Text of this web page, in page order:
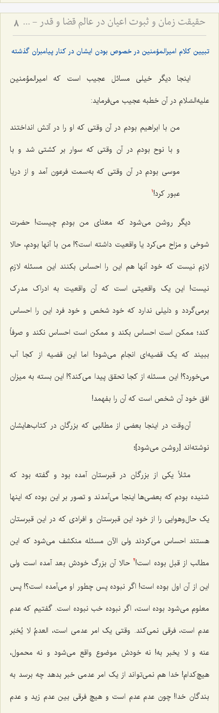
حقیقت زمان و ثبوت اعیان در عالم قضا و قدر - تبیین نسبت میان حرکت دهری و تحقق خارجی موجودات 8
تبیین کلام امیرالمؤمنین در خصوص بودن ایشان در کنار پیامبران گذشته
اینجا دیگر خیلی مسائل عجیب است که امیرالمؤمنین
علیه‌السّلام در آن خطبه عجیب می‌فرماید:
من با ابراهیم بودم در آن ‌وقتی که او را در آتش انداختند
و با نوح بودم در آن ‌وقتی که سوار بر کشتی شد و با
موسی بودم در آن‌ وقتی که به‌سمت فرعون آمد و از دریا
عبور کرد!1
دیگر روشن می‌شود که معنای من بودم چیست! حضرت
شوخی و مزاح می‌کرد یا واقعیت داشته است؟! من با آنها بودم، حالا
لازم نیست که خود آنها هم این را احساس بکنند این مسئله لازم
نیست! این یک واقعیتی است که آن واقعیت به ادراک مدرِک
برمی‌گردد و دلیلی ندارد که خود شخص و خود فرد این را احساس
کند؛ ممکن است احساس بکند و ممکن است احساس نکند و صرفاً
ببیند که یک قضیه‌ای انجام می‌شود! اما این قضیه از کجا آب
می‌خورد؟! این مسئله از کجا تحقق پیدا می‌کند؟! این بسته به میزان
افق خود آن شخص است که آن را بفهمد!
آن‌وقت در اینجا بعضی از مطالبی که بزرگان در کتاب‌هایشان
نوشته‌اند [روشن می‌شود]؛
مثلاً یکی از بزرگان در قبرستان آمده بود و گفته بود که
شنیده بودم که بعضی‌ها اینجا می‌آمدند و تصور بر این بوده که اینها
یک حال‌وهوایی را از خود این قبرستان و افرادی که در این قبرستان
هستند احساس می‌کردند ولی الآن مسئله منکشف می‌شود که این
مطالب از قبل بوده است!2
حالا آن بزرگ خودش بعد آمده است ولی
این از آن اول بوده است! اگر نبوده پس چطور او می‌آمده است؟! پس
معلوم می‌شود بوده است، اگر نبوده خب نبوده است. گفتیم که عدم
عدم است، فرقی نمی‌کند. وقتی یک امر عدمی است، العدمُ لا یُخبَر
عنه و لا یخبر به! نه خودش موضوع واقع می‌شود و نه محمول،
هیچ‌کدام! خدا هم نمی‌تواند از یک امر عدمی خبر بدهد چه برسد به
بندگان خدا! چون عدم عدم است و هیچ فرقی بین عدم زید و عدم